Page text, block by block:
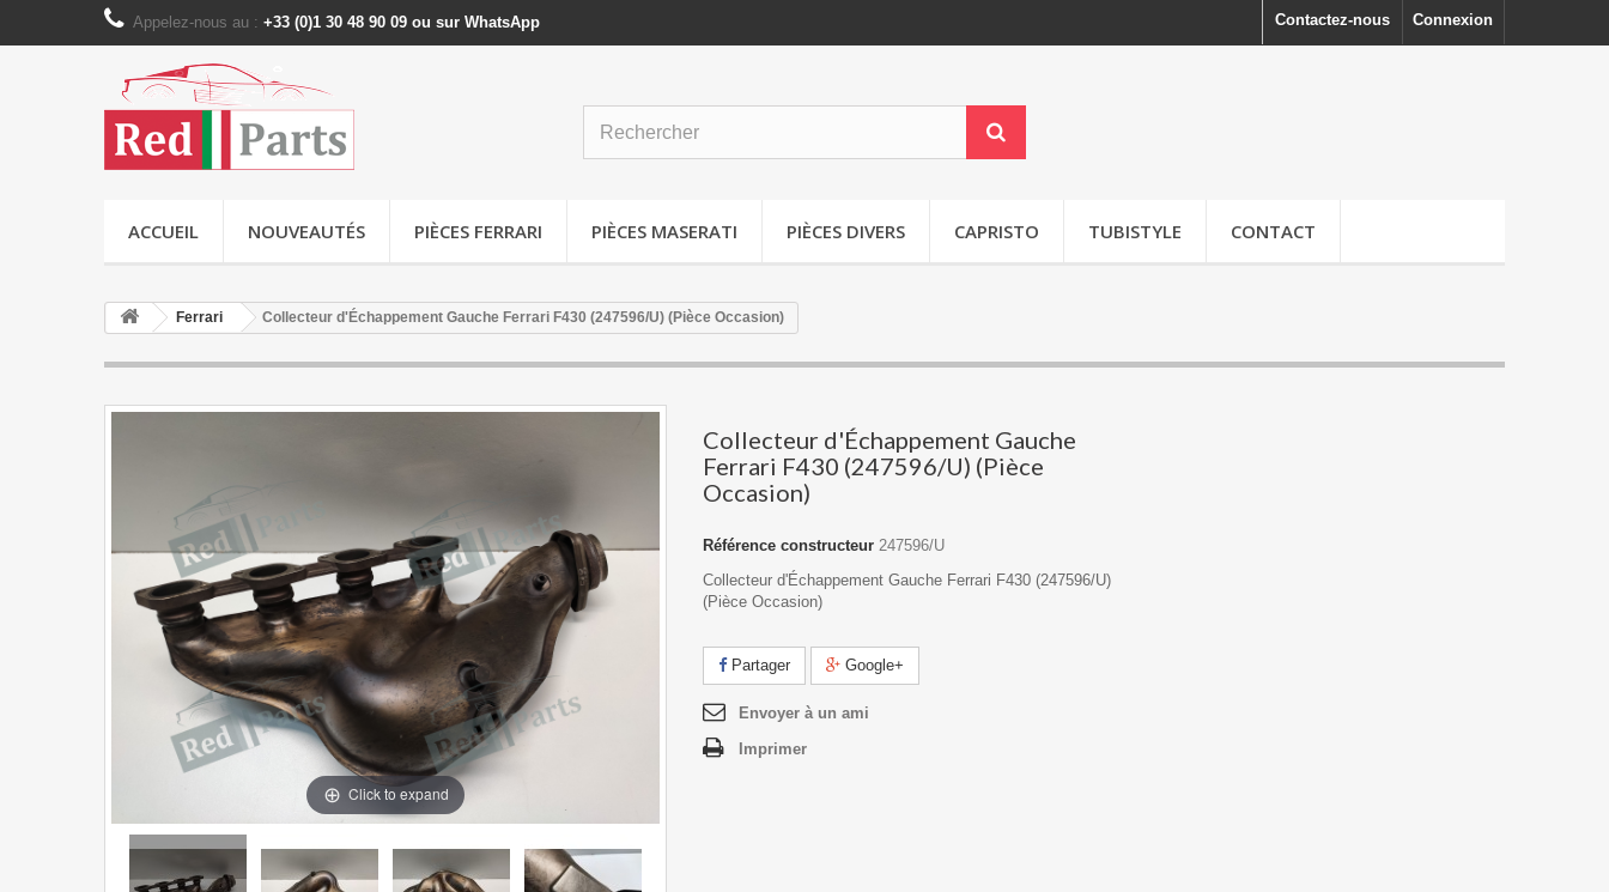
Connexion
Contactez-nous
Appelez-nous au : +33 (0)1 30 48 90 09 ou sur WhatsApp
ACCUEIL NOUVEAUTÉS PIÈCES FERRARI PIÈCES MASERATI PIÈCES DIVERS CAPRISTO TUBISTYLE CONTACT
Ferrari Collecteur d'Échappement Gauche Ferrari F430 (247596/U) (Pièce Occasion)
Click to expand
Collecteur d'Échappement Gauche
Ferrari F430 (247596/U) (Pièce
Occasion)
Référence constructeur 247596/U
Collecteur d'Échappement Gauche Ferrari F430 (247596/U)
(Pièce Occasion)
Partager Google+
Envoyer à un ami
Imprimer